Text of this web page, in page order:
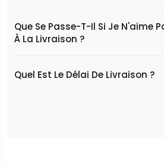
Que Se Passe-T-Il Si Je N'aime
À La Livraison ?
Quel Est Le Délai De Livraison ?